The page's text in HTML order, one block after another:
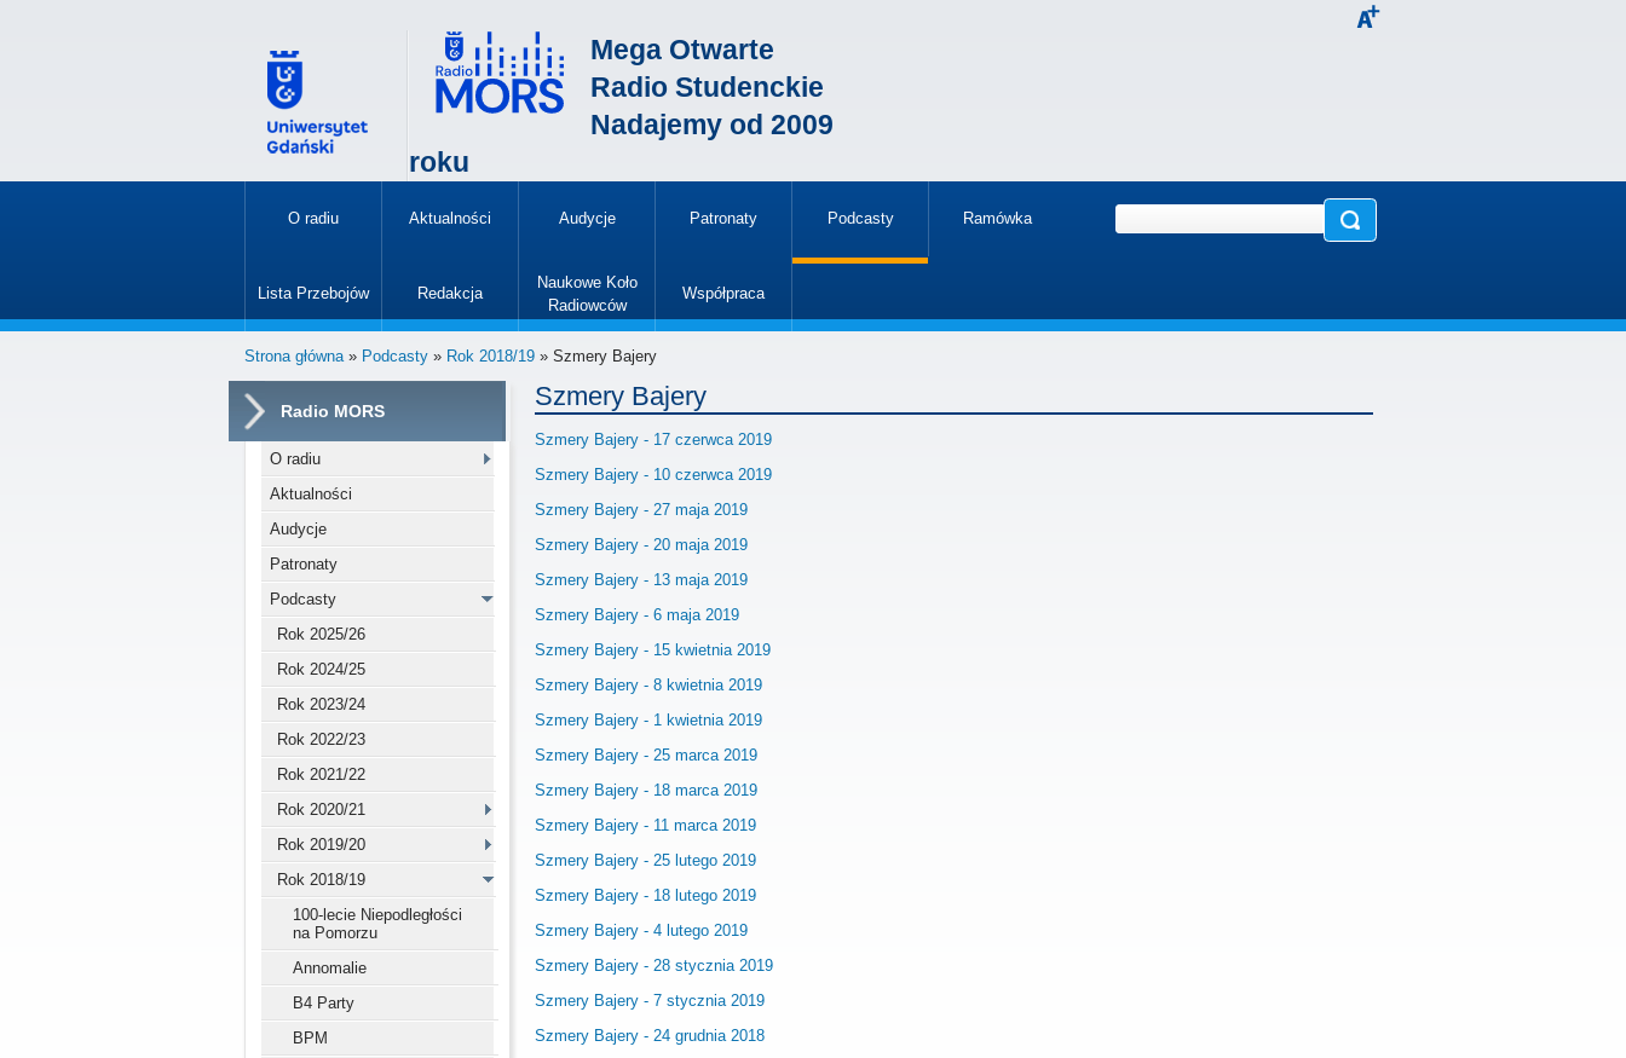
Mega Otwarte
Radio Studenckie
Nadajemy od 2009
roku
O radiu Aktualności Audycje Patronaty Podcasty
»
Ramówka
Lista Przebojów Redakcja
Naukowe Koło
Radiowców
Współpraca
Strona główna» Podcasty » Rok 2018/19 » Szmery Bajery
Radio MORS
O radiu
Aktualności
Audycje
Patronaty
Podcasty
Rok 2025/26
Rok 2024/25
Rok 2023/24
Rok 2022/23
Rok 2021/22
Rok 2020/21
Rok 2019/20
Rok 2018/19
100-lecie Niepodległości
na Pomorzu
Annomalie
B4 Party
BPM
Szmery Bajery
Szmery Bajery - 17 czerwca 2019
Szmery Bajery - 10 czerwca 2019
Szmery Bajery - 27 maja 2019
Szmery Bajery - 20 maja 2019
Szmery Bajery - 13 maja 2019
Szmery Bajery - 6 maja 2019
Szmery Bajery - 15 kwietnia 2019
Szmery Bajery - 8 kwietnia 2019
Szmery Bajery - 1 kwietnia 2019
Szmery Bajery - 25 marca 2019
Szmery Bajery - 18 marca 2019
Szmery Bajery - 11 marca 2019
Szmery Bajery - 25 lutego 2019
Szmery Bajery - 18 lutego 2019
Szmery Bajery - 4 lutego 2019
Szmery Bajery - 28 stycznia 2019
Szmery Bajery - 7 stycznia 2019
Szmery Bajery - 24 grudnia 2018